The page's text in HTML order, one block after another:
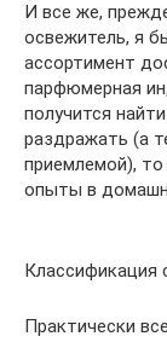
И все же,
освежитель, я
ассортимент
парфюмерная
получится
раздражать (а
приемлемой),
опыты в
Классификация
Практически